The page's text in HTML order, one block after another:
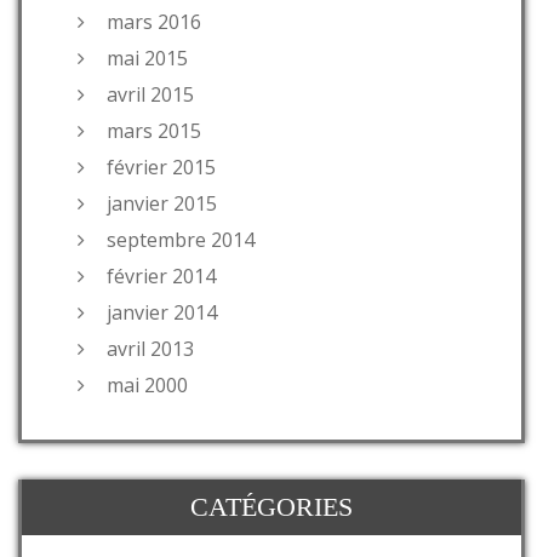
mars 2016
mai 2015
avril 2015
mars 2015
février 2015
janvier 2015
septembre 2014
février 2014
janvier 2014
avril 2013
mai 2000
CATÉGORIES